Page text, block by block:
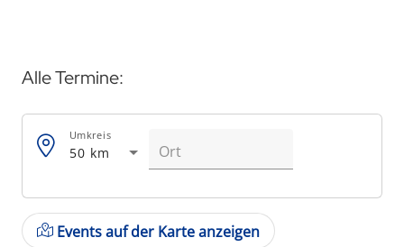
Alle Termine:
50 km
Umkreis
Events auf der Karte anzeigen